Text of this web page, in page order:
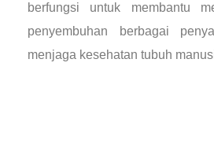
berfungsi untuk membantu
penyembuhan berbagai
menjaga kesehatan tubuh